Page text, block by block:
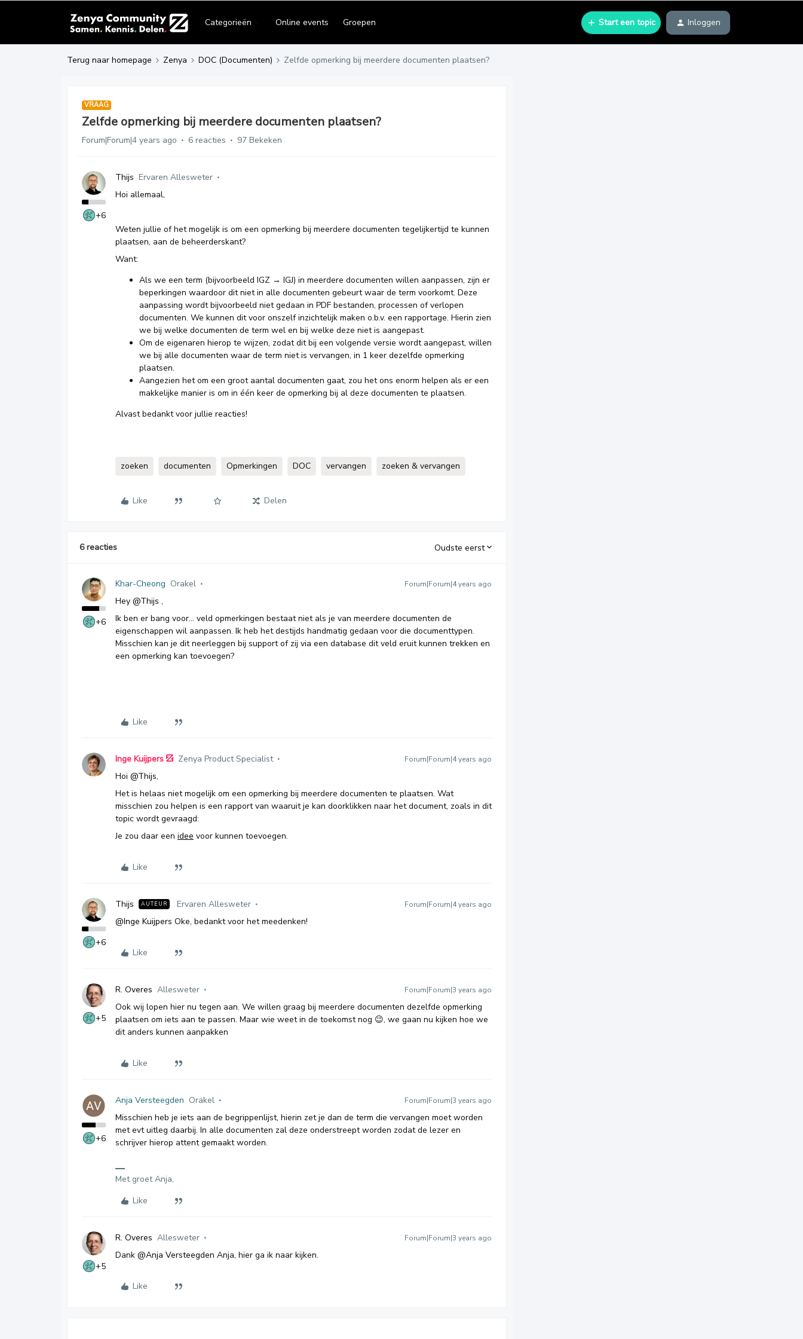
Categorieën Online events Groepen Start een topic Inloggen
Terug naar homepage Zenya DOC (Documenten) Zelfde opmerking bij meerdere documenten plaatsen?
VRAAG
Zelfde opmerking bij meerdere documenten plaatsen?
Forum|Forum|4 years ago 6 reacties 97 Bekeken
+6
Thijs Ervaren Allesweter
Hoi allemaal,
Weten jullie of het mogelijk is om een opmerking bij meerdere documenten tegelijkertijd te kunnen
plaatsen, aan de beheerderskant?
Want:
Als we een term (bijvoorbeeld IGZ → IGJ) in meerdere documenten willen aanpassen, zijn er
beperkingen waardoor dit niet in alle documenten gebeurt waar de term voorkomt. Deze
aanpassing wordt bijvoorbeeld niet gedaan in PDF bestanden, processen of verlopen
documenten. We kunnen dit voor onszelf inzichtelijk maken o.b.v. een rapportage. Hierin zien
we bij welke documenten de term wel en bij welke deze niet is aangepast.
Om de eigenaren hierop te wijzen, zodat dit bij een volgende versie wordt aangepast, willen
we bij alle documenten waar de term niet is vervangen, in 1 keer dezelfde opmerking
plaatsen.
Aangezien het om een groot aantal documenten gaat, zou het ons enorm helpen als er een
makkelijke manier is om in één keer de opmerking bij al deze documenten te plaatsen.
Alvast bedankt voor jullie reacties!
zoeken documenten Opmerkingen DOC vervangen zoeken & vervangen
Like Delen
6 reacties Oudste eerst
+6
Khar-Cheong Orakel Forum|Forum|4 years ago
Hey @Thijs ,
Ik ben er bang voor... veld opmerkingen bestaat niet als je van meerdere documenten de
eigenschappen wil aanpassen. Ik heb het destijds handmatig gedaan voor die documenttypen.
Misschien kan je dit neerleggen bij support of zij via een database dit veld eruit kunnen trekken en
een opmerking kan toevoegen?
Like
Inge Kuijpers Zenya Product Specialist Forum|Forum|4 years ago
Hoi @Thijs,
Het is helaas niet mogelijk om een opmerking bij meerdere documenten te plaatsen. Wat
misschien zou helpen is een rapport van waaruit je kan doorklikken naar het document, zoals in dit
topic wordt gevraagd:
Je zou daar een idee voor kunnen toevoegen.
Like
+6
Thijs AUTEUR Ervaren Allesweter Forum|Forum|4 years ago
@Inge Kuijpers Oke, bedankt voor het meedenken!
Like
+5
R. Overes Allesweter Forum|Forum|3 years ago
Ook wij lopen hier nu tegen aan. We willen graag bij meerdere documenten dezelfde opmerking
plaatsen om iets aan te passen. Maar wie weet in de toekomst nog 😉, we gaan nu kijken hoe we
dit anders kunnen aanpakken
Like
+6
Anja Versteegden Orakel Forum|Forum|3 years ago
Misschien heb je iets aan de begrippenlijst, hierin zet je dan de term die vervangen moet worden
met evt uitleg daarbij. In alle documenten zal deze onderstreept worden zodat de lezer en
schrijver hierop attent gemaakt worden.
Met groet Anja,
Like
+5
R. Overes Allesweter Forum|Forum|3 years ago
Dank @Anja Versteegden Anja, hier ga ik naar kijken.
Like